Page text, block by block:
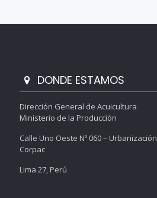
DONDE ESTAMOS
Dirección General de Acuicultura
Ministerio de la Producción
Calle Uno Oeste Nº 060 – Urbanización
Corpac
Lima 27, Perú